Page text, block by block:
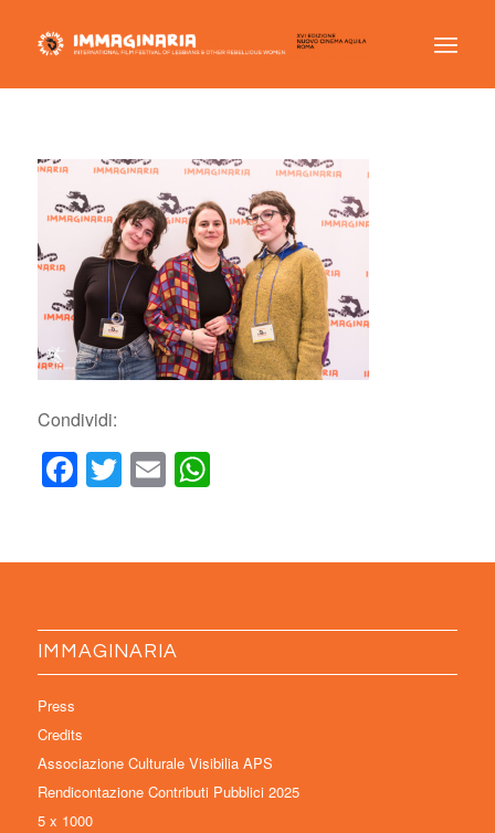
Condividi:
Facebook
Twitter
EmailWhatsApp
IMMAGINARIA
Press
Credits
Associazione Culturale Visibilia APS
Rendicontazione Contributi Pubblici 2025
5 x 1000